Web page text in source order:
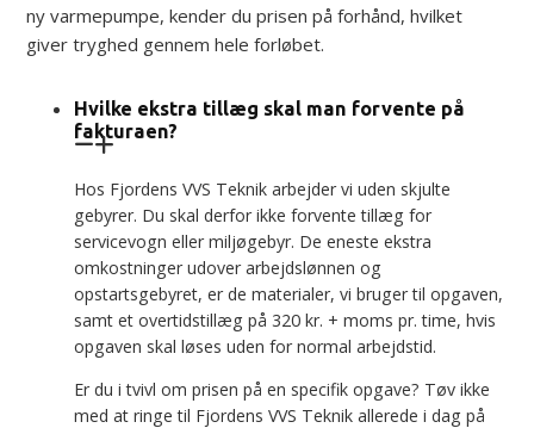
ny varmepumpe, kender du prisen på forhånd, hvilket
giver tryghed gennem hele forløbet.
Hvilke ekstra tillæg skal man forvente på
fakturaen?
Hos Fjordens VVS Teknik arbejder vi uden skjulte
gebyrer. Du skal derfor ikke forvente tillæg for
servicevogn eller miljøgebyr. De eneste ekstra
omkostninger udover arbejdslønnen og
opstartsgebyret, er de materialer, vi bruger til opgaven,
samt et overtidstillæg på 320 kr. + moms pr. time, hvis
opgaven skal løses uden for normal arbejdstid.
Er du i tvivl om prisen på en specifik opgave? Tøv ikke
med at ringe til Fjordens VVS Teknik allerede i dag på